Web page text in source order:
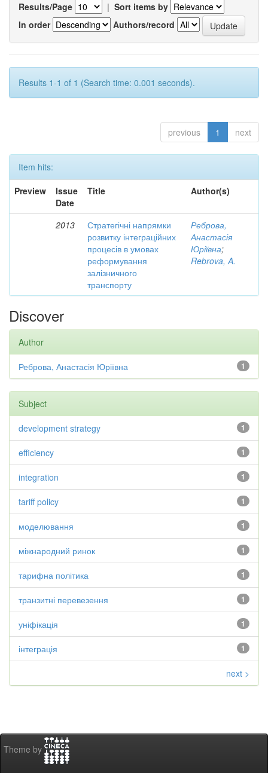
Results/Page | Sort items by
In order
Authors/record
Results 1-1 of 1 (Search time: 0.001 seconds).
previous 1 next
Item hits:
Preview
Issue
Date
Title Author(s)
2013
Стратегічні напрямки
розвитку інтеграційних
процесів в умовах
реформування
залізничного
транспорту
Реброва,
Анастасія
Юріївна;
Rebrova, A.
Discover
Author
1
Реброва, Анастасія Юріївна
Subject
1
development strategy
1
efficiency
1
integration
1
tariff policy
1
моделювання
1
міжнародний ринок
1
тарифна політика
1
транзитні перевезення
1
уніфікація
1
інтеграція
next >
Theme by